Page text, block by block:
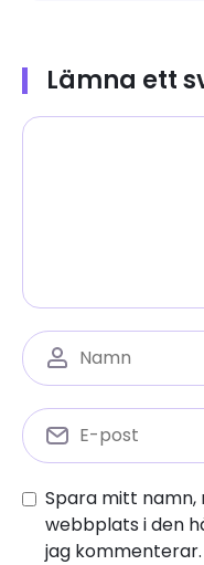
Lämna ett
Spara mitt
webbplats i den
jag kommenterar.